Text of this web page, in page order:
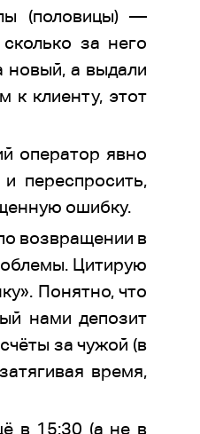
(половицы) —
за него
новый, а выдали
к клиенту, этот
оператор явно
переспросить,
ошибку.
возвращении в
Цитирую
Понятно, что
нами депозит
за чужой (в
время,
в 15:30 (а не в